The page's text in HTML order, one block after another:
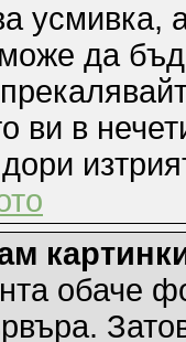
усмивка,
да
ви в
обаче